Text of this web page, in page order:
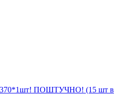
ПОШТУЧНО! (15 шт в